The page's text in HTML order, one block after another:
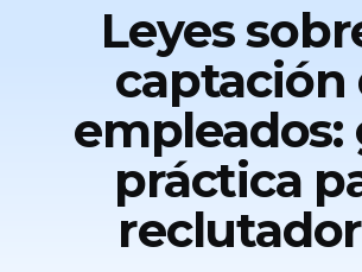
Leyes
captación
empleados:
práctica